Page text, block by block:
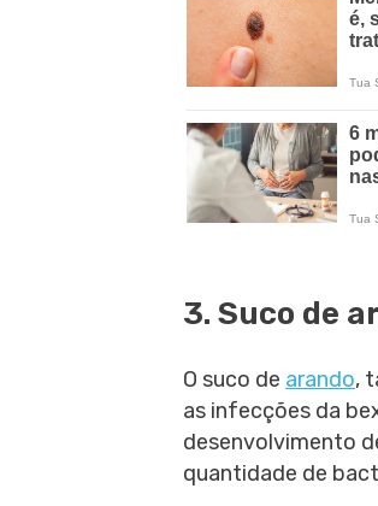
3. Suco de
O suco de arando,
as infecções da
desenvolvimento
quantidade de